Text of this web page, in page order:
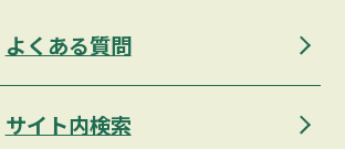
よくある質問
サイト内検索